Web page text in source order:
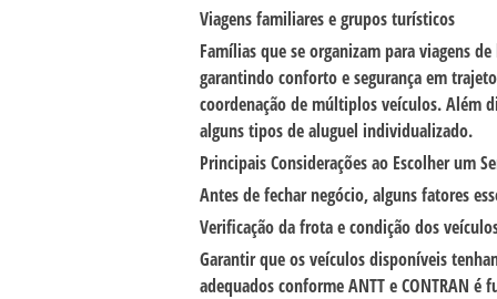
Viagens familiares e grupos turísticos
Famílias que se organizam para viagens
garantindo conforto e segurança em
coordenação de múltiplos veículos. Além
alguns tipos de aluguel individualizado.
Principais Considerações ao Escolher um
Antes de fechar negócio, alguns fatores
Verificação da frota e condição dos
Garantir que os veículos disponíveis
adequados conforme ANTT e CONTRAN